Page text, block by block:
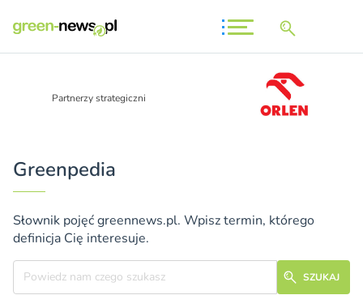
Partnerzy strategiczni
Greenpedia
Słownik pojęć greennews.pl. Wpisz termin, którego
definicja Cię interesuje.
Szukane hasło
SZUKAJ